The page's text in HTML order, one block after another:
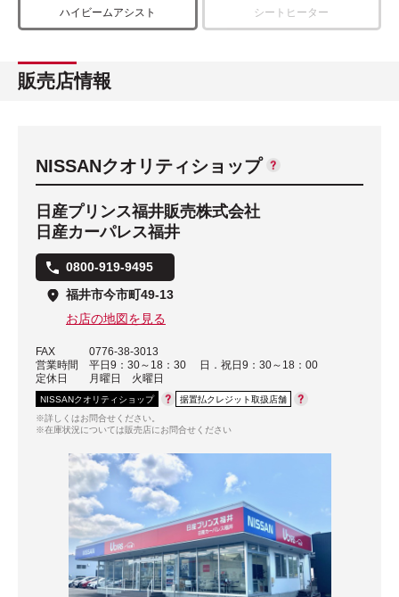
ハイビームアシスト シートヒーター
販売店情報
NISSANクオリティショップ
日産プリンス福井販売株式会社
日産カーパレス福井
0800-919-9495
福井市今市町49-13
お店の地図を見る
FAX
0776-38-3013
営業時間
平日9：30～18：30 日．祝日9：30～18：00
定休日
月曜日 火曜日
NISSANクオリティショップ
据置払クレジット取扱店舗
※詳しくはお問合せください。
※在庫状況については販売店にお問合せください